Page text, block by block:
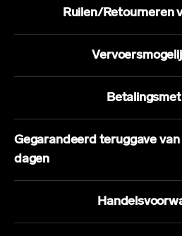
Ruilen/Retourneren
Gegarandeerd teruggave
dagen